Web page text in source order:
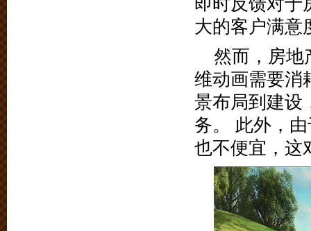
大的客户满意
然而，房地
维动画需要消
景布局到建设
务。 此外，
也不便宜，这